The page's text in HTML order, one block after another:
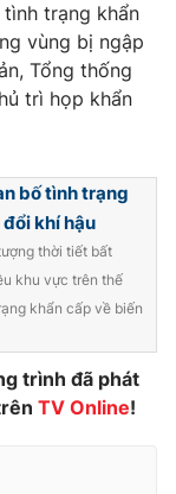
trạng khẩn
vùng bị ngập
Tổng thống
trì họp khẩn
bố tình trạng
khí hậu
thời tiết bất
khu vực trên thế
khẩn cấp về biến
trình đã phát
TV Online!